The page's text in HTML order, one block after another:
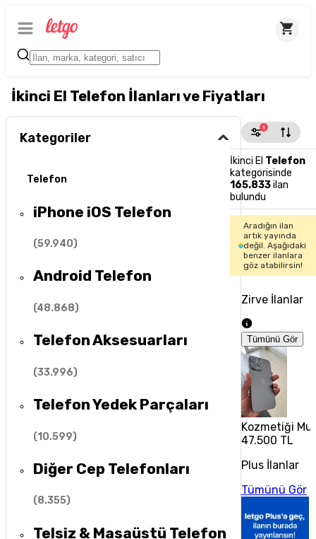
İkinci El Telefon İlanları ve Fiyatları
Kategoriler
Telefon
iPhone iOS Telefon
(59.940)
Android Telefon
(48.868)
Telefon Aksesuarları
(33.996)
Telefon Yedek Parçaları
(10.599)
Diğer Cep Telefonları
(8.355)
Telsiz & Masaüstü Telefon
1
İkinci El Telefon
kategorisinde
165.833ilan
bulundu
Aradığın ilan
artık yayında
değil. Aşağıdaki
benzer ilanlara
göz atabilirsin!
Zirve İlanlar
Tümünü Gör
Kozmetiği
47.500 TL
Plus İlanlar
Tümünü Gör